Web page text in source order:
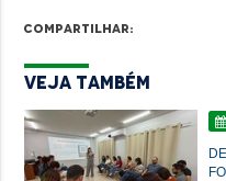
Compartilhar:
Veja Também